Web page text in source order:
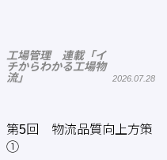
工場管理 連載「イ
チからわかる工場物
流」
2026.07.28
第5回 物流品質向上方策
①